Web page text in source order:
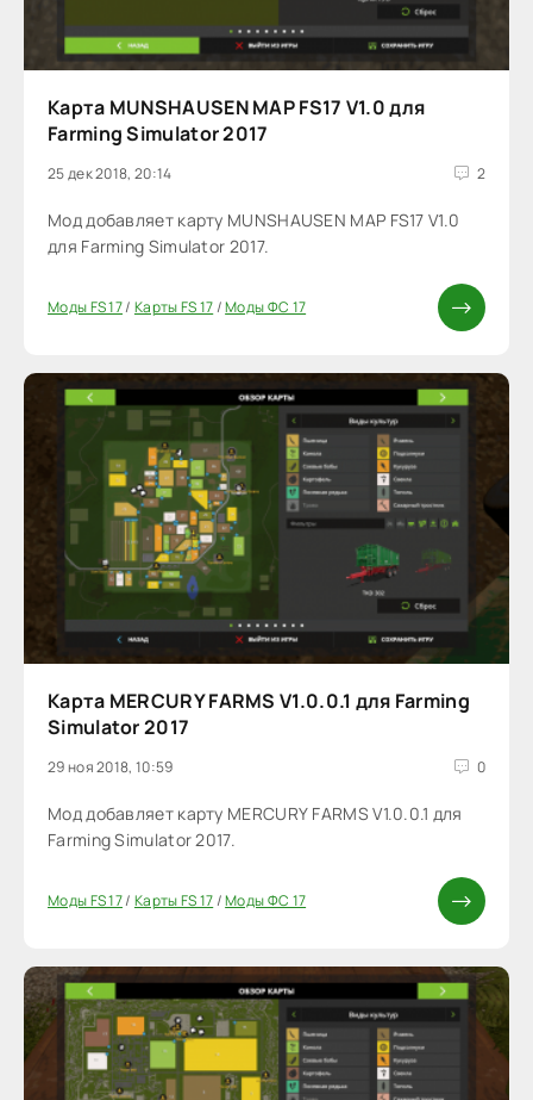
Карта MUNSHAUSEN MAP FS17 V1.0 для
Farming Simulator 2017
25 дек 2018, 20:14 2
Мод добавляет карту MUNSHAUSEN MAP FS17 V1.0
для Farming Simulator 2017.
Моды FS 17/ Карты FS 17/Моды ФС 17
Карта MERCURY FARMS V1.0.0.1 для Farming
Simulator 2017
29 ноя 2018, 10:59 0
Мод добавляет карту MERCURY FARMS V1.0.0.1 для
Farming Simulator 2017.
Моды FS 17/ Карты FS 17/Моды ФС 17